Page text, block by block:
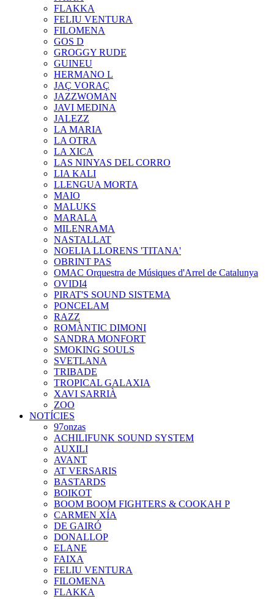
FLAKKA
FELIU VENTURA
FILOMENA
GOS D
GROGGY RUDE
GUINEU
HERMANO L
JAÇ VORAÇ
JAZZWOMAN
JAVI MEDINA
JALEZZ
LA MARIA
LA OTRA
LA XICA
LAS NINYAS DEL CORRO
LIA KALI
LLENGUA MORTA
MAIO
MALUKS
MARALA
MILENRAMA
NASTALLAT
NOELIA LLORENS 'TITANA'
OBRINT PAS
OMAC Orquestra de Músiques d'Arrel de Catalunya
OVIDI4
PIRAT'S SOUND SISTEMA
PONCELAM
RAZZ
ROMÀNTIC DIMONI
SANDRA MONFORT
SMOKING SOULS
SVETLANA
TRIBADE
TROPICAL GALAXIA
XAVI SARRIÀ
ZOO
NOTÍCIES
97onzas
ACHILIFUNK SOUND SYSTEM
AUXILI
AVANT
AT VERSARIS
BASTARDS
BOIKOT
BOOM BOOM FIGHTERS & COOKAH P
CARMEN XÍA
DE GAIRÓ
DONALLOP
ELANE
FAIXA
FELIU VENTURA
FILOMENA
FLAKKA